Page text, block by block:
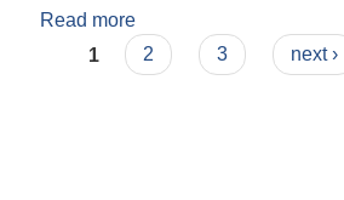
Read more
Pages
1 2 3 next ›